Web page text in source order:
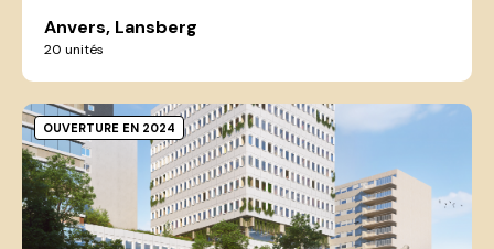
Anvers, Lansberg
20 unités
OUVERTURE EN 2024